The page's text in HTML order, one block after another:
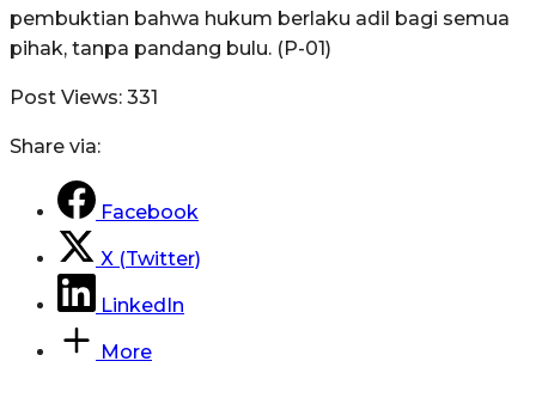
pembuktian bahwa hukum berlaku adil bagi semua
pihak, tanpa pandang bulu. (P-01)
Post Views: 331
Share via:
Facebook
X (Twitter)
LinkedIn
More